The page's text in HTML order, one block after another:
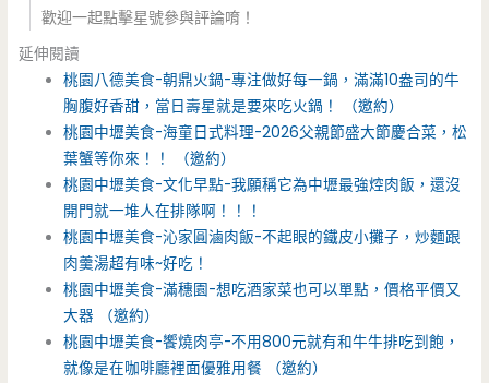
歡迎一起點擊星號參與評論唷！
延伸閱讀
桃園八德美食-朝鼎火鍋-專注做好每一鍋，滿滿10盎司的牛
胸腹好香甜，當日壽星就是要來吃火鍋！ （邀約）
桃園中壢美食-海童日式料理-2026父親節盛大節慶合菜，松
葉蟹等你來！！ （邀約）
桃園中壢美食-文化早點-我願稱它為中壢最強焢肉飯，還沒
開門就一堆人在排隊啊！！！
桃園中壢美食-沁家圓滷肉飯-不起眼的鐵皮小攤子，炒麵跟
肉羹湯超有味~好吃！
桃園中壢美食-滿穗園-想吃酒家菜也可以單點，價格平價又
大器 （邀約）
桃園中壢美食-饗燒肉亭-不用800元就有和牛牛排吃到飽，
就像是在咖啡廳裡面優雅用餐 （邀約）